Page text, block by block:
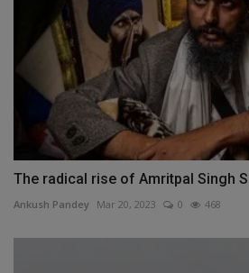
The radical rise of Amritpal Singh
Ankush Pandey Mar 20, 2023 0 468